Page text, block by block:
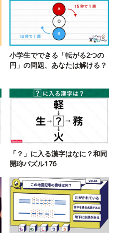
小学生でできる「転がる2つの
円」の問題、あなたは解ける？
「？」に入る漢字はなに？和同
開珎パズル176